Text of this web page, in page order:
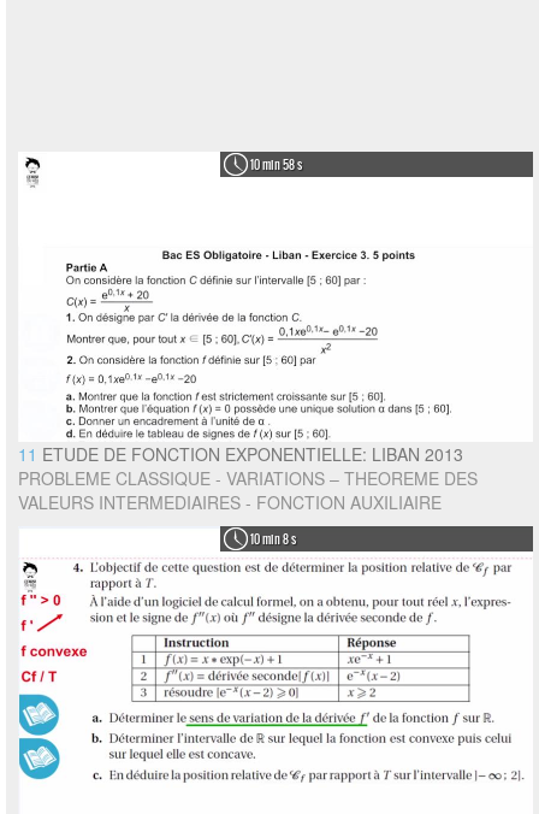
10 min 58 s
11 ETUDE DE FONCTION EXPONENTIELLE: LIBAN 2013
PROBLEME CLASSIQUE - VARIATIONS – THEOREME DES
VALEURS INTERMEDIAIRES - FONCTION AUXILIAIRE
10 min 8 s